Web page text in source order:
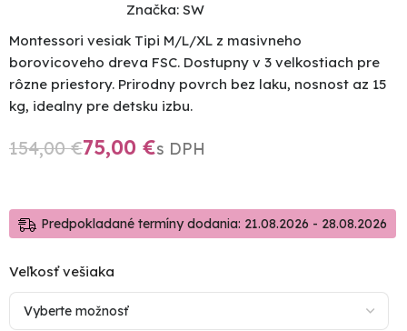
Značka:SW
Montessori vesiak Tipi M/L/XL z masivneho
borovicoveho dreva FSC. Dostupny v 3 velkostiach pre
rôzne priestory. Prirodny povrch bez laku, nosnost az 15
kg, idealny pre detsku izbu.
154,00€75,00€
Predpokladané termíny dodania: 21.08.2026 - 28.08.2026
Veľkosť vešiaka